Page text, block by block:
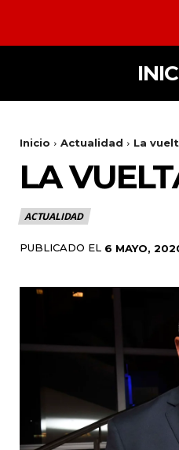
Inicio Actualidad La
LA
ACTUALIDAD
PUBLICADO EL 6 MAYO,